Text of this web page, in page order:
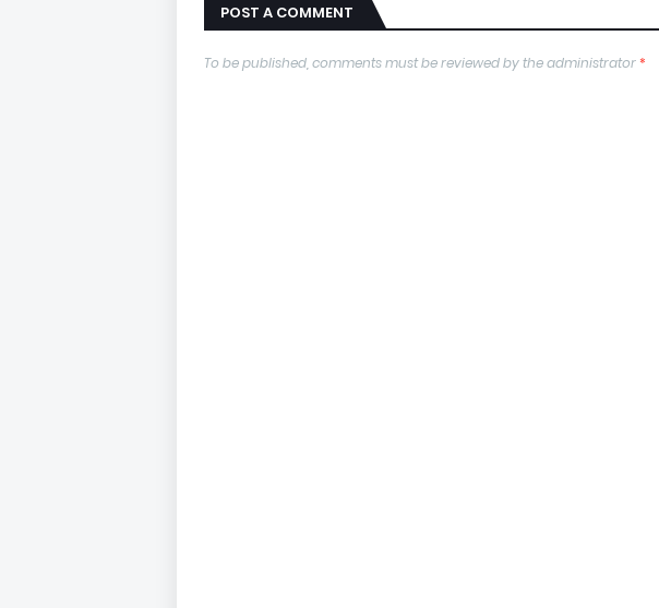
POST A COMMENT
To be published, comments must be reviewed by the administrator*